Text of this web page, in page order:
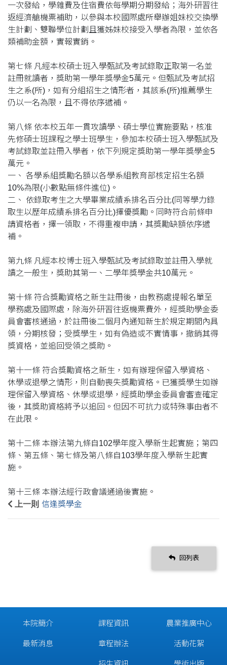
一次發給，學雜費及住宿費依每學期分期發給；海外研習往
返經濟艙機票補助，以參與本校國際處所舉辦姐妹校交換學
生計劃、雙聯學位計劃且獲姊妹校接受入學者為限，並依各
類補助金額，實報實銷。
第七條 凡經本校碩士班入學甄試及考試錄取正取第一名並
註冊就讀者，獎助第一學年獎學金5萬元。但甄試及考試招
生之系(所)，如有分組招生之情形者，其該系(所)推薦學生
仍以一名為限，且不得依序遞補。
第八條 依本校五年一貫攻讀學、碩士學位實施要點，核准
先修碩士班課程之學士班學生，參加本校碩士班入學甄試及
考試錄取並註冊入學者，依下列規定獎助第一學年獎學金5
萬元。
一、 各學系組獎勵名額以各學系組教育部核定招生名額
10%為限(小數點無條件進位)。
二、 依錄取考生之大學畢業成績系排名百分比(同等學力錄
取生以歷年成績系排名百分比)擇優獎勵。同時符合前條申
請資格者，擇一領取，不得重複申請，其獎勵缺額依序遞
補。
第九條 凡經本校博士班入學甄試及考試錄取並註冊入學就
讀之一般生，獎助其第一、二學年獎學金共10萬元。
第十條 符合獎勵資格之新生註冊後，由教務處提報名單至
學務處及國際處，除海外研習往返機票費外，經獎助學金委
員會審核通過，於註冊後二個月內通知新生於規定期間內具
領，分期核發；受獎學生，如有偽造或不實情事，撤銷其得
獎資格，並追回受領之獎助。
第十一條 符合獎勵資格之新生，如有辦理保留入學資格、
休學或退學之情形，則自動喪失獎勵資格。已獲獎學生如辦
理保留入學資格、休學或退學，經獎助學金委員會審查確定
後，其獎助資格將予以追回。但因不可抗力或特殊事由者不
在此限。
第十二條 本辦法第九條自102學年度入學新生起實施；第四
條、第五條、第七條及第八條自103學年度入學新生起實
施。
第十三條 本辦法經行政會議通過後實施。
上一則 信逢獎學金
回列表
本院簡介
最新消息
課程資訊
章程辦法
農業推廣中心
活動花絮